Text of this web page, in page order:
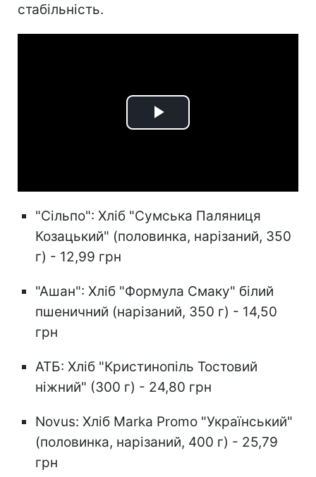
стабільність.
Play
"Сільпо": Хліб "Сумська Паляниця
Козацький" (половинка, нарізаний, 350
г) - 12,99 грн
"Ашан": Хліб "Формула Смаку" білий
пшеничний (нарізаний, 350 г) - 14,50
грн
АТБ: Хліб "Кристинопіль Тостовий
ніжний" (300 г) - 24,80 грн
Novus: Хліб Marka Promo "Український"
(половинка, нарізаний, 400 г) - 25,79
грн